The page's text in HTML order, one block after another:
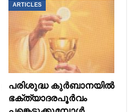
ARTICLES
പരിശുദ്ധ കുർബാനയിൽ
ഭക്ത്യാദരപൂർവം